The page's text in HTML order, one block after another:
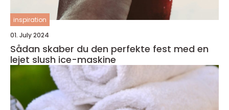
inspiration
01. July 2024
Sådan skaber du den perfekte fest med en
lejet slush ice-maskine